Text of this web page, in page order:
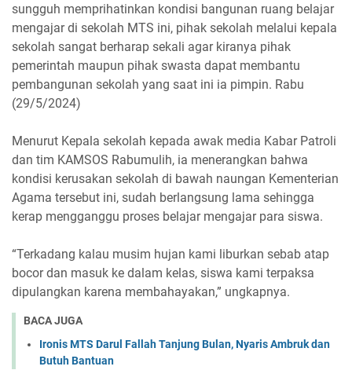
sungguh memprihatinkan kondisi bangunan ruang belajar
mengajar di sekolah MTS ini, pihak sekolah melalui kepala
sekolah sangat berharap sekali agar kiranya pihak
pemerintah maupun pihak swasta dapat membantu
pembangunan sekolah yang saat ini ia pimpin. Rabu
(29/5/2024)
Menurut Kepala sekolah kepada awak media Kabar Patroli
dan tim KAMSOS Rabumulih, ia menerangkan bahwa
kondisi kerusakan sekolah di bawah naungan Kementerian
Agama tersebut ini, sudah berlangsung lama sehingga
kerap mengganggu proses belajar mengajar para siswa.
“Terkadang kalau musim hujan kami liburkan sebab atap
bocor dan masuk ke dalam kelas, siswa kami terpaksa
dipulangkan karena membahayakan,” ungkapnya.
BACA JUGA
Ironis MTS Darul Fallah Tanjung Bulan, Nyaris Ambruk dan
Butuh Bantuan